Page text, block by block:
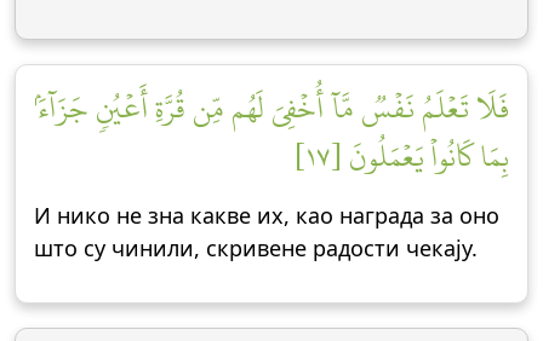
فَلَا تَعۡلَمُ نَفۡسٞ مَّآ أُخۡفِيَ لَهُم مِّن قُرَّةِ أَعۡيُنٖ جَزَآءَۢ
بِمَا كَانُواْ يَعۡمَلُونَ [١٧]
И нико не зна какве их, као награда за оно
што су чинили, скривене радости чекају.